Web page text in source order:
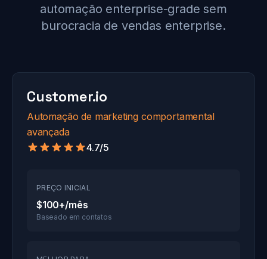
automação enterprise-grade sem
burocracia de vendas enterprise.
Customer.io
Automação de marketing comportamental
avançada
4.7/5
PREÇO INICIAL
$100+/mês
Baseado em contatos